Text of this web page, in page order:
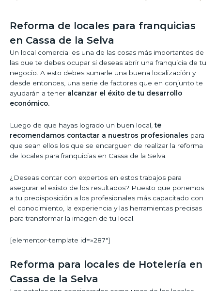
Reforma de locales para franquicias
en Cassa de la Selva
Un local comercial es una de las cosas más importantes de
las que te debes ocupar si deseas abrir una franquicia de tu
negocio. A esto debes sumarle una buena localización y
desde entonces, una serie de factores que en conjunto te
ayudarán a tener alcanzar el éxito de tu desarrollo
económico.
Luego de que hayas logrado un buen local,te
recomendamos contactar a nuestros profesionales para
que sean ellos los que se encarguen de realizar la reforma
de locales para franquicias en Cassa de la Selva.
¿Deseas contar con expertos en estos trabajos para
asegurar el existo de los resultados? Puesto que ponemos
a tu predisposición a los profesionales más capacitado con
el conocimiento, la experiencia y las herramientas precisas
para transformar la imagen de tu local.
[elementor-template id=»287″]
Reforma para locales de Hotelería en
Cassa de la Selva